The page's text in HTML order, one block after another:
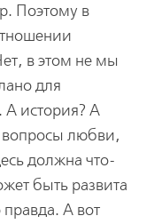
Поэтому в
в этом не мы
для
А история? А
вопросы любви,
должна что-
быть развита
А вот